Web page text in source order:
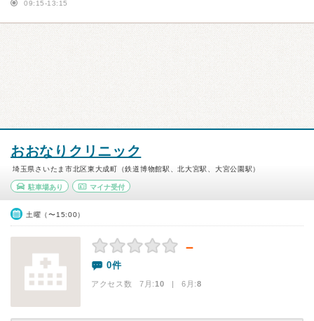
09:15-13:15
おおなりクリニック
埼玉県さいたま市北区東大成町（鉄道博物館駅、北大宮駅、大宮公園駅）
駐車場あり マイナ受付
土曜（〜15:00）
－
0件
アクセス数 7月:10 | 6月:8